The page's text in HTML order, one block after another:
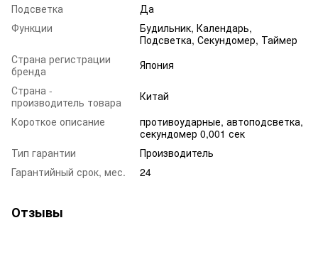
Подсветка
Да
Функции
Будильник, Календарь,
Подсветка, Секундомер, Таймер
Страна регистрации
бренда
Япония
Страна -
производитель товара
Китай
Короткое описание
противоударные, автоподсветка,
секундомер 0,001 сек
Тип гарантии
Производитель
Гарантийный срок, мес.
24
Отзывы